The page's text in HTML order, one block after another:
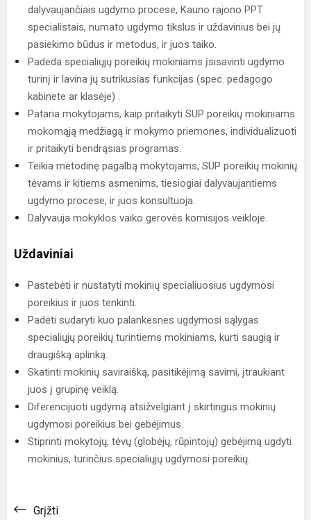
dalyvaujančiais ugdymo procese, Kauno rajono PPT
specialistais, numato ugdymo tikslus ir uždavinius bei jų
pasiekimo būdus ir metodus, ir juos taiko.
Padeda specialiųjų poreikių mokiniams įsisavinti ugdymo
turinį ir lavina jų sutrikusias funkcijas (spec. pedagogo
kabinete ar klasėje) .
Pataria mokytojams, kaip pritaikyti SUP poreikių mokiniams
mokomąją medžiagą ir mokymo priemones, individualizuoti
ir pritaikyti bendrąsias programas.
Teikia metodinę pagalbą mokytojams, SUP poreikių mokinių
tėvams ir kitiems asmenims, tiesiogiai dalyvaujantiems
ugdymo procese, ir juos konsultuoja.
Dalyvauja mokyklos vaiko gerovės komisijos veikloje.
Uždaviniai
Pastebėti ir nustatyti mokinių specialiuosius ugdymosi
poreikius ir juos tenkinti.
Padėti sudaryti kuo palankesnes ugdymosi sąlygas
specialiųjų poreikių turintiems mokiniams, kurti saugią ir
draugišką aplinką.
Skatinti mokinių saviraišką, pasitikėjimą savimi, įtraukiant
juos į grupinę veiklą.
Diferencijuoti ugdymą atsižvelgiant į skirtingus mokinių
ugdymosi poreikius bei gebėjimus.
Stiprinti mokytojų, tėvų (globėjų, rūpintojų) gebėjimą ugdyti
mokinius, turinčius specialiųjų ugdymosi poreikių.
Grįžti